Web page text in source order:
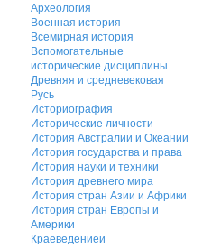
Археология
Военная история
Всемирная история
Вспомогательные
исторические дисциплины
Древняя и средневековая
Русь
Историография
Исторические личности
История Австралии и Океании
История государства и права
История науки и техники
История древнего мира
История стран Азии и Африки
История стран Европы и
Америки
Краеведениеи